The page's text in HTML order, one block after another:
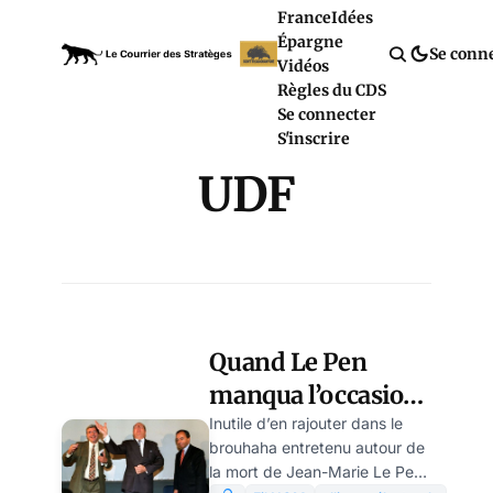
FranceIdées
Épargne
Vidéos
Règles du CDS
Se connecter
S'inscrire
Se
UDF
Quand Le Pen
manqua l’occasion
des régionales de
1998, par Yves-
Inutile d’en rajouter dans le
brouhaha entretenu autour de
la mort de Jean-Marie Le Pen.